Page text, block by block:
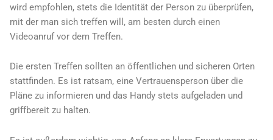
wird empfohlen, stets die Identität der Person zu überprüfen,
mit der man sich treffen will, am besten durch einen
Videoanruf vor dem Treffen.
Die ersten Treffen sollten an öffentlichen und sicheren Orten
stattfinden. Es ist ratsam, eine Vertrauensperson über die
Pläne zu informieren und das Handy stets aufgeladen und
griffbereit zu halten.